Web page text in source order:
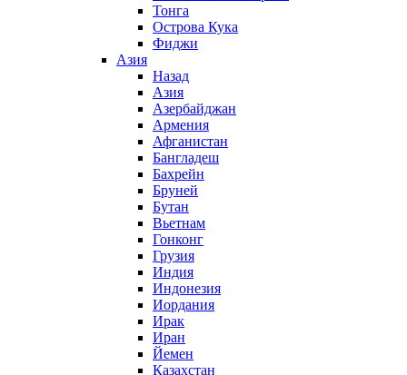
Тонга
Острова Кука
Фиджи
Азия
Назад
Азия
Азербайджан
Армения
Афганистан
Бангладеш
Бахрейн
Бруней
Бутан
Вьетнам
Гонконг
Грузия
Индия
Индонезия
Иордания
Ирак
Иран
Йемен
Казахстан